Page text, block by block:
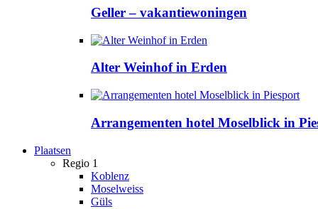
Geller – vakantiewoningen
Alter Weinhof in Erden
Arrangementen hotel Moselblick in
Plaatsen
Regio 1
Koblenz
Moselweiss
Güls